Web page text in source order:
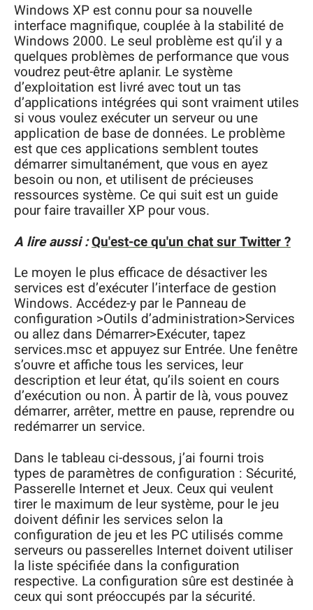
Windows XP est connu pour sa nouvelle
interface magnifique, couplée à la stabilité de
Windows 2000. Le seul problème est qu’il y a
quelques problèmes de performance que vous
voudrez peut-être aplanir. Le système
d’exploitation est livré avec tout un tas
d’applications intégrées qui sont vraiment utiles
si vous voulez exécuter un serveur ou une
application de base de données. Le problème
est que ces applications semblent toutes
démarrer simultanément, que vous en ayez
besoin ou non, et utilisent de précieuses
ressources système. Ce qui suit est un guide
pour faire travailler XP pour vous.
A lire aussi :Qu'est-ce qu'un chat sur Twitter ?
Le moyen le plus efficace de désactiver les
services est d’exécuter l’interface de gestion
Windows. Accédez-y par le Panneau de
configuration >Outils d’administration>Services
ou allez dans Démarrer>Exécuter, tapez
services.msc et appuyez sur Entrée. Une fenêtre
s’ouvre et affiche tous les services, leur
description et leur état, qu’ils soient en cours
d’exécution ou non. À partir de là, vous pouvez
démarrer, arrêter, mettre en pause, reprendre ou
redémarrer un service.
Dans le tableau ci-dessous, j’ai fourni trois
types de paramètres de configuration : Sécurité,
Passerelle Internet et Jeux. Ceux qui veulent
tirer le maximum de leur système, pour le jeu
doivent définir les services selon la
configuration de jeu et les PC utilisés comme
serveurs ou passerelles Internet doivent utiliser
la liste spécifiée dans la configuration
respective. La configuration sûre est destinée à
ceux qui sont préoccupés par la sécurité.